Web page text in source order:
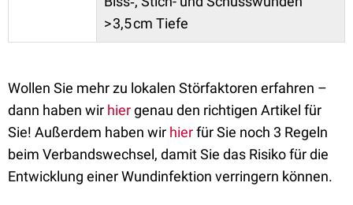
> 3,5 cm Tiefe
Wollen Sie mehr zu lokalen Störfaktoren erfahren –
dann haben wir hiergenau den richtigen Artikel für
Sie! Außerdem haben wir hierfür Sie noch 3 Regeln
beim Verbandswechsel, damit Sie das Risiko für die
Entwicklung einer Wundinfektion verringern können.